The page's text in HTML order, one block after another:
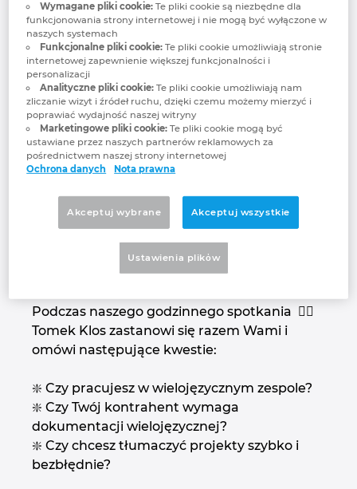
WEBINARIUM:
Projekty
Wielojęzyczne w
Eplanie
Zapraszamy na nasze listopadowe
WEBINARIUM: Projekty wielojęzyczne w
To must-have dla wszystkich osób
pracujących w wielojęzycznym zespole!
Podczas naszego godzinnego spotkania 👨‍✈️
Tomek Klos zastanowi się razem Wami i
omówi następujące kwestie:
❇️ Czy pracujesz w wielojęzycznym zespole?
❇️ Czy Twój kontrahent wymaga
dokumentacji wielojęzycznej?
❇️ Czy chcesz tłumaczyć projekty szybko i
bezbłędnie?
Technologia budowlana
Raporty użytkowników
Konfiguracja
Integracje EPLAN dla systemów ERP, PDM i PLM
EPLAN Data Portal
Wersja edukacyjna EPLAN dla szkół
Wersja edukacyjna EPLAN dla studentów
Lokalizacje
Kontakt
Trust Center
Brunei
Bułgaria
Chile
Chiny
Chiny Tajwan
Chorwacja
Filipiny
Francja
Grecja
Wymagane pliki cookie:Te pliki cookie są niezbędne dla
funkcjonowania strony internetowej i nie mogą być wyłączone w
naszych systemach
Funkcjonalne pliki cookie:Te pliki cookie umożliwiają stronie
internetowej zapewnienie większej funkcjonalności i
personalizacji
Analityczne pliki cookie:Te pliki cookie umożliwiają nam
zliczanie wizyt i źródeł ruchu, dzięki czemu możemy mierzyć i
poprawiać wydajność naszej witryny
Marketingowe pliki cookie:Te pliki cookie mogą być
ustawiane przez naszych partnerów reklamowych za
pośrednictwem naszej strony internetowej
Ochrona danych
Nota prawna
Akceptuj wybrane Akceptuj wszystkie
Ustawienia plikὀw